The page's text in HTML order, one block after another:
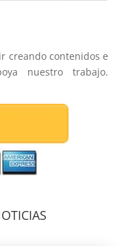
creando contenidos e
nuestro trabajo.